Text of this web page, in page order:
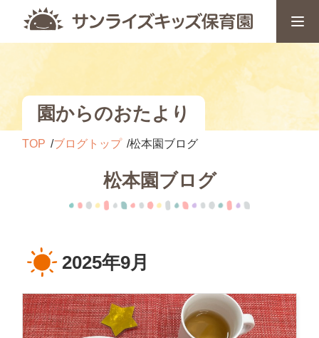
園からのおたより
TOP ブログトップ 松本園ブログ
松本園ブログ
2025年9月